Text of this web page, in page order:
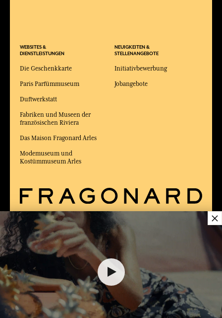
36,00 €
WEBSITES &
DIENSTLEISTUNGEN
Die Geschenkkarte
Paris Parfümmuseum
Duftwerkstatt
Fabriken und Museen der
französischen Riviera
Das Maison Fragonard Arles
Modemuseum und
Kostümmuseum Arles
NEUIGKEITEN &
STELLENANGEBOTE
Initiativbewerbung
Jobangebote
LIEFERUNG: FR
ZUM BESTEN ONLINE-COMMERCE-SITE
×